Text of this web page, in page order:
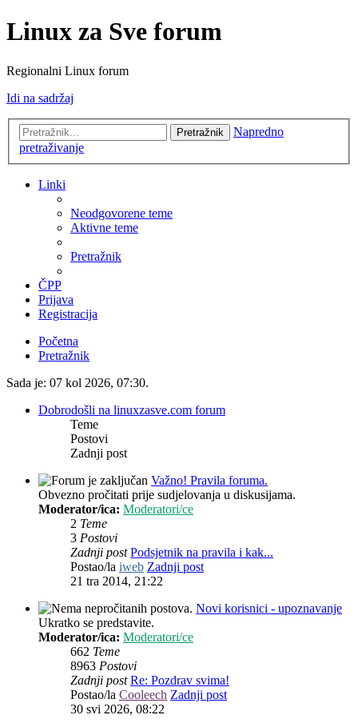
Linux za Sve forum
Regionalni Linux forum
Idi na sadržaj
Pretražnik
Napredno
pretraživanje
Linki
Neodgovorene teme
Aktivne teme
Pretražnik
ČPP
Prijava
Registracija
Početna
Pretražnik
Sada je: 07 kol 2026, 07:30.
Dobrodošli na linuxzasve.com forum
Teme
Postovi
Zadnji post
Važno! Pravila foruma.
Obvezno pročitati prije sudjelovanja u diskusijama.
Moderator/ica: Moderatori/ce
2 Teme
3 Postovi
Zadnji post Podsjetnik na pravila i kak...
Postao/la iweb Zadnji post
21 tra 2014, 21:22
Novi korisnici - upoznavanje
Ukratko se predstavite.
Moderator/ica: Moderatori/ce
662 Teme
8963 Postovi
Zadnji post Re: Pozdrav svima!
Postao/la Cooleech Zadnji post
30 svi 2026, 08:22